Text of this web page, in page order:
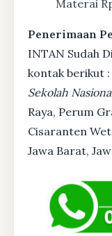
Materai
Penerimaan
INTAN Sudah
kontak berikut :
Sekolah
Raya, Perum
Cisaranten
Jawa Barat,